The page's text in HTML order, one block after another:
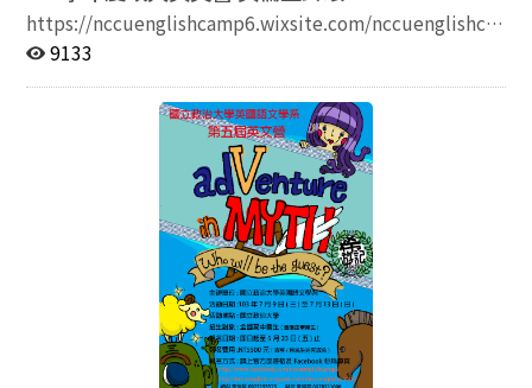
https://nccuenglishcamp6.wixsite.com/nccuenglishca
mp69133